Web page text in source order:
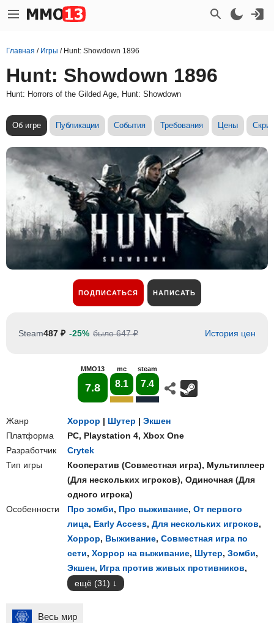
Главная / Игры / Hunt: Showdown 1896
Hunt: Showdown 1896
Hunt: Horrors of the Gilded Age, Hunt: Showdown
Об игре Публикации События Требования Цены
ПОДПИСАТЬСЯ НАПИСАТЬ
Steam487 ₽ -25% было 647 ₽ История цен
MMO13
7.8
mc
8.1
steam
7.4
Жанр Хоррор | Шутер | Экшен
Платформа
PC, Playstation 4, Xbox One
Разработчик
Crytek
Тип игры
Кооператив (Совместная игра), Мультиплеер
(Для нескольких игроков), Одиночная (Для
одного игрока)
Особенности
Про зомби, Про выживание, От первого
лица, Early Access, Для нескольких игроков,
Хоррор, Выживание, Совместная игра по
сети, Хоррор на выживание, Шутер, Зомби,
Экшен, Игра против живых противников,
ещё (31)
Весь мир